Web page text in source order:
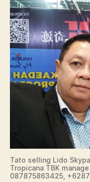
Tato selling Lido
Tropicana TBK
087875863425,